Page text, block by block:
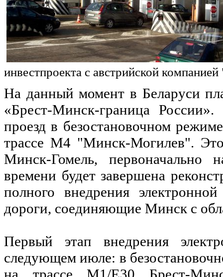
инвестпроекта с австрийской
На данный момент в Беларуси
«Брест-Минск-граница
проезд в безостановочном
трассе М4 "Минск-Могилев".
Минск-Гомель,
времени будет завершена
полного внедрения
дороги, соединяющие Минск с
Первый этап внедрения
следующем июле: в